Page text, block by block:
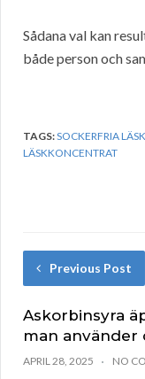
Sådana val kan
både person och
TAGS:SOCKERFRIA
LÄSKKONCENTRAT
Previous Post
Askorbinsyra
man använder
APRIL 28, 2025 NO